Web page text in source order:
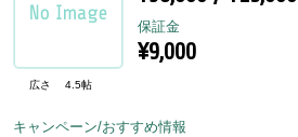
広さ 4.5帖
保証金
¥9,000
キャンペーン/おすすめ情報